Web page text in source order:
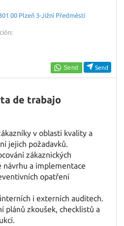
Send
00 Plzeň 3-Jižní Předměstí
de trabajo
v oblasti kvality a
jejich požadavků.
zákaznických
návrhu a implementace
opatření
i externích auditech.
plánů zkoušek, checklistů a